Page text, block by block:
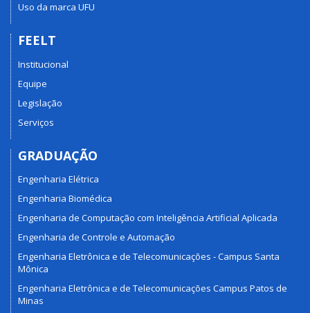
Uso da marca UFU
FEELT
Institucional
Equipe
Legislação
Serviços
GRADUAÇÃO
Engenharia Elétrica
Engenharia Biomédica
Engenharia de Computação com Inteligência Artificial Aplicada
Engenharia de Controle e Automação
Engenharia Eletrônica e de Telecomunicações - Campus Santa
Mônica
Engenharia Eletrônica e de Telecomunicações Campus Patos de
Minas